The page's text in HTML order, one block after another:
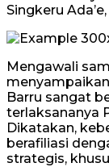
Singkeru
Mengawali
Barru sangat
terlaksananya
Dikatakan,
berafiliasi
strategis,